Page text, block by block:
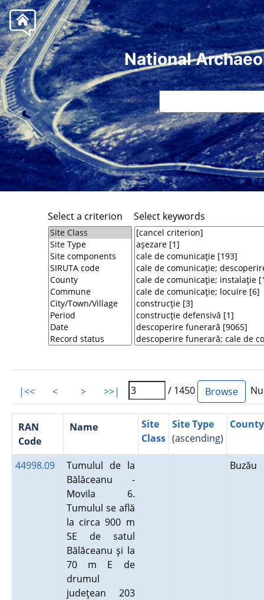
National
Select a criterion Select keywords
|<< < > >>| / 1450
RAN
Code
Name
Site
Class
Site Type
(ascending)
County
44998.09
Tumulul de la
Bălăceanu -
Movila 6.
Tumulul se află
la circa 900 m
SE de satul
Bălăceanu şi la
70 m E de
drumul
judeţean 203
Buzău